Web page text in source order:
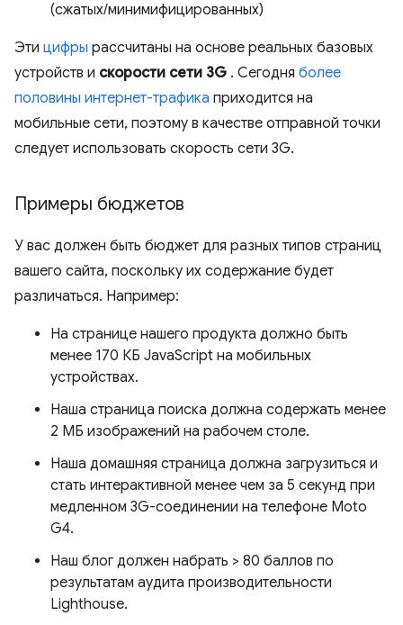
(сжатых/минимифицированных)
Эти цифры рассчитаны на основе реальных базовых
устройств и скорости сети 3G . Сегодня более
половины интернет-трафика приходится на
мобильные сети, поэтому в качестве отправной точки
следует использовать скорость сети 3G.
Примеры бюджетов
У вас должен быть бюджет для разных типов страниц
вашего сайта, поскольку их содержание будет
различаться. Например:
На странице нашего продукта должно быть
менее 170 КБ JavaScript на мобильных
устройствах.
Наша страница поиска должна содержать менее
2 МБ изображений на рабочем столе.
Наша домашняя страница должна загрузиться и
стать интерактивной менее чем за 5 секунд при
медленном 3G-соединении на телефоне Moto
G4.
Наш блог должен набрать > 80 баллов по
результатам аудита производительности
Lighthouse.